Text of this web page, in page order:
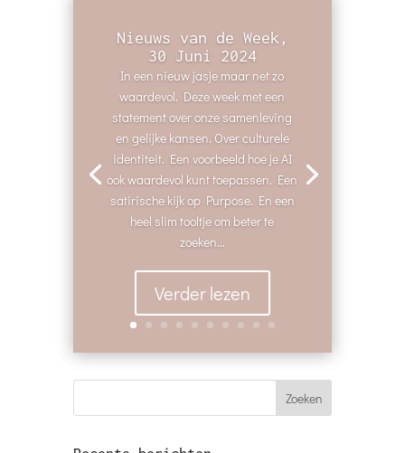
Nieuws van de Week,
30 Juni 2024
In een nieuw jasje maar net zo
waardevol. Deze week met een
statement over onze samenleving
en gelijke kansen. Over culturele
identiteit. Een voorbeeld hoe je AI
ook waardevol kunt toepassen. Een
satirische kijk op Purpose. En een
heel slim tooltje om beter te
zoeken...
Verder lezen